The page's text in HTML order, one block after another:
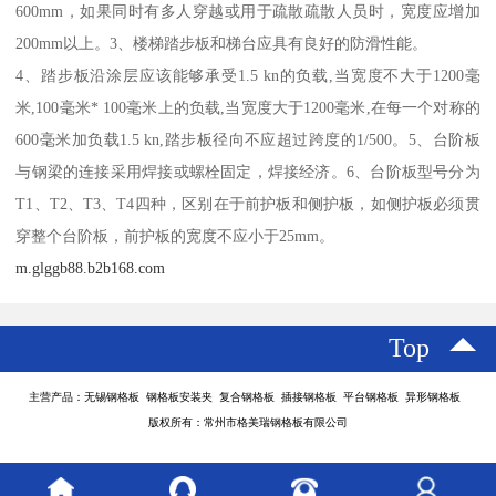
600mm，如果同时有多人穿越或用于疏散疏散人员时，宽度应增加
200mm以上。3、楼梯踏步板和梯台应具有良好的防滑性能。
4、踏步板沿涂层应该能够承受1.5 kn的负载,当宽度不大于1200毫
米,100毫米* 100毫米上的负载,当宽度大于1200毫米,在每一个对称的
600毫米加负载1.5 kn,踏步板径向不应超过跨度的1/500。5、台阶板
与钢梁的连接采用焊接或螺栓固定，焊接经济。6、台阶板型号分为
T1、T2、T3、T4四种，区别在于前护板和侧护板，如侧护板必须贯
穿整个台阶板，前护板的宽度不应小于25mm。
m.glggb88.b2b168.com
Top
主营产品：无锡钢格板 钢格板安装夹 复合钢格板 插接钢格板 平台钢格板 异形钢格板
版权所有：常州市格美瑞钢格板有限公司